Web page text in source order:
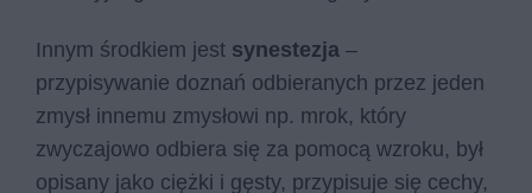
Innym środkiem jest synestezja –
przypisywanie doznań odbieranych przez jeden
zmysł innemu zmysłowi np. mrok, który
zwyczajowo odbiera się za pomocą wzroku, był
opisany jako ciężki i gęsty, przypisuje się cechy,